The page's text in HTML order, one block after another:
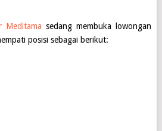
Meditama sedang membuka lowongan
posisi sebagai berikut: